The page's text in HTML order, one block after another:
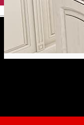
English